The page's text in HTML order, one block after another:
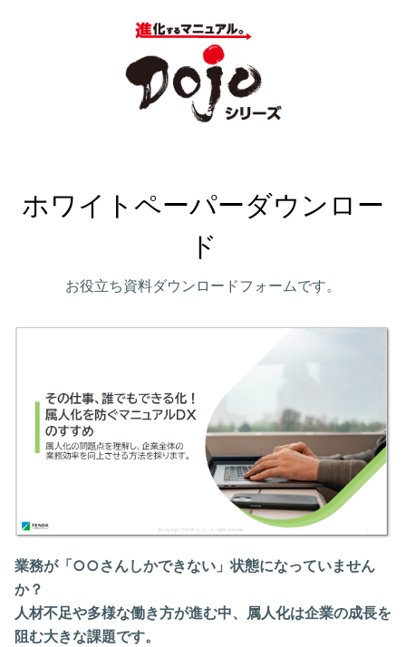
ホワイトペーパーダウンロー
ド
お役立ち資料ダウンロードフォームです。
業務が「○○さんしかできない」状態になっていません
か？
人材不足や多様な働き方が進む中、属人化は企業の成長を
阻む大きな課題です。